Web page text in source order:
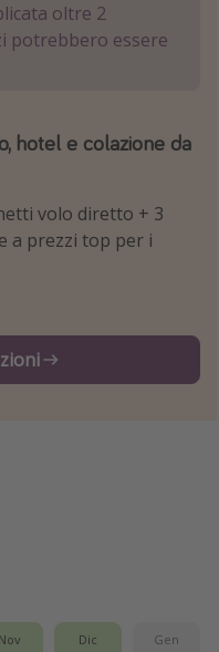
oltre 2
potrebbero essere
hotel e colazione da
volo diretto + 3
a prezzi top per i
Nov Dic Gen